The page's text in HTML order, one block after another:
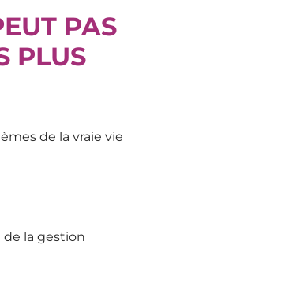
PAS
PLUS
de la vraie vie
la gestion